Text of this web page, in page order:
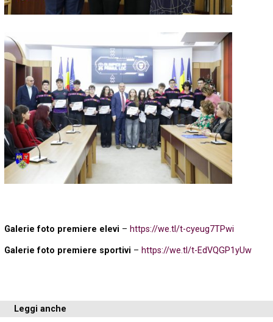
Galerie foto premiere elevi – https://we.tl/t-cyeug7TPwi
Galerie foto premiere sportivi – https://we.tl/t-EdVQGP1yUw
Leggi anche